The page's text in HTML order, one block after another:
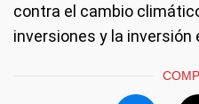
contra el cambio
inversiones y la inversión